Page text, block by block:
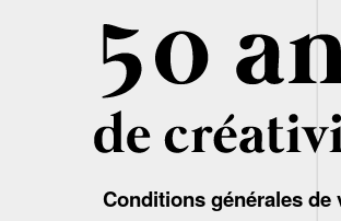
Conditions générales de